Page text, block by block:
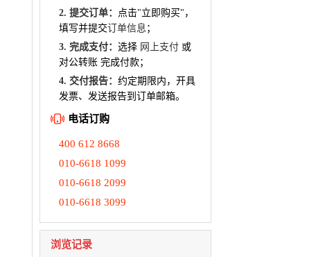
2. 提交订单： 点击"立即购买"，
填写并提交订单信息 ；
3. 完成支付： 选择 网上支付 或
对公转账 完成付款；
4. 交付报告： 约定期限内，开具
发票、发送报告到订单邮箱。
电话订购
400 612 8668
010-6618 1099
010-6618 2099
010-6618 3099
浏览记录